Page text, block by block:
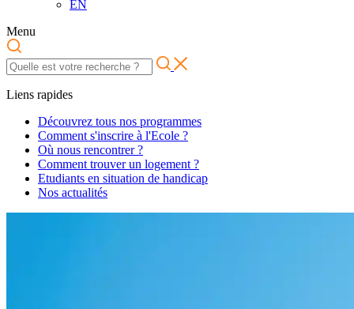
EN
Menu
Liens rapides
Découvrez tous nos programmes
Comment s'inscrire à l'Ecole ?
Où nous rencontrer ?
Comment trouver un logement ?
Etudiants en situation de handicap
Nos actualités